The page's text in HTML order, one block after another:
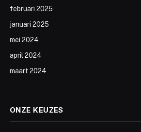
februari 2025
januari 2025
mei 2024
april 2024
maart 2024
ONZE KEUZES